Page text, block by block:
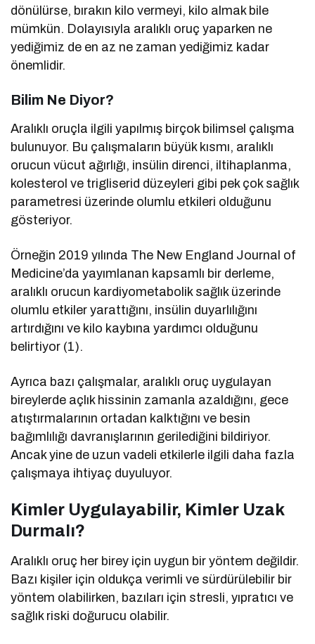
dönülürse, bırakın kilo vermeyi, kilo almak bile
mümkün. Dolayısıyla aralıklı oruç yaparken ne
yediğimiz de en az ne zaman yediğimiz kadar
önemlidir.
Bilim Ne Diyor?
Aralıklı oruçla ilgili yapılmış birçok bilimsel çalışma
bulunuyor. Bu çalışmaların büyük kısmı, aralıklı
orucun vücut ağırlığı, insülin direnci, iltihaplanma,
kolesterol ve trigliserid düzeyleri gibi pek çok sağlık
parametresi üzerinde olumlu etkileri olduğunu
gösteriyor.
Örneğin 2019 yılında The New England Journal of
Medicine’da yayımlanan kapsamlı bir derleme,
aralıklı orucun kardiyometabolik sağlık üzerinde
olumlu etkiler yarattığını, insülin duyarlılığını
artırdığını ve kilo kaybına yardımcı olduğunu
belirtiyor (1).
Ayrıca bazı çalışmalar, aralıklı oruç uygulayan
bireylerde açlık hissinin zamanla azaldığını, gece
atıştırmalarının ortadan kalktığını ve besin
bağımlılığı davranışlarının gerilediğini bildiriyor.
Ancak yine de uzun vadeli etkilerle ilgili daha fazla
çalışmaya ihtiyaç duyuluyor.
Kimler Uygulayabilir, Kimler Uzak
Durmalı?
Aralıklı oruç her birey için uygun bir yöntem değildir.
Bazı kişiler için oldukça verimli ve sürdürülebilir bir
yöntem olabilirken, bazıları için stresli, yıpratıcı ve
sağlık riski doğurucu olabilir.